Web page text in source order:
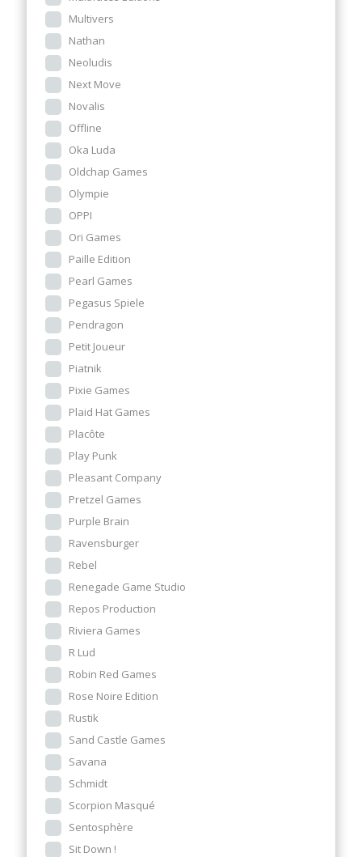
Multivers
Nathan
Neoludis
Next Move
Novalis
Offline
Oka Luda
Oldchap Games
Olympie
OPPI
Ori Games
Paille Edition
Pearl Games
Pegasus Spiele
Pendragon
Petit Joueur
Piatnik
Pixie Games
Plaid Hat Games
Placôte
Play Punk
Pleasant Company
Pretzel Games
Purple Brain
Ravensburger
Rebel
Renegade Game Studio
Repos Production
Riviera Games
R Lud
Robin Red Games
Rose Noire Edition
Rustik
Sand Castle Games
Savana
Schmidt
Scorpion Masqué
Sentosphère
Sit Down !